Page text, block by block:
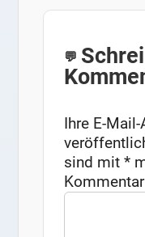
Ihre E-
sind mit*